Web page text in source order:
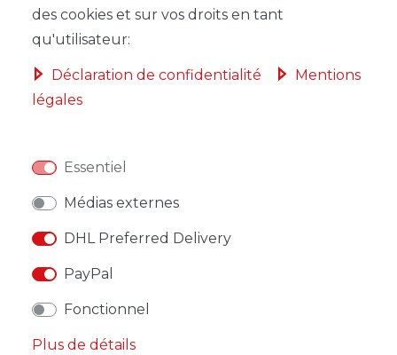
* avec TVA hors
AUTRES DÉTAILS
RESPONSABLE DE L'UE
des cookies et sur vos droits en tant
qu'utilisateur:
Déclaration de confidentialité
Mentions
légales
Essentiel
Médias externes
DHL Preferred Delivery
PayPal
Fonctionnel
Plus de détails